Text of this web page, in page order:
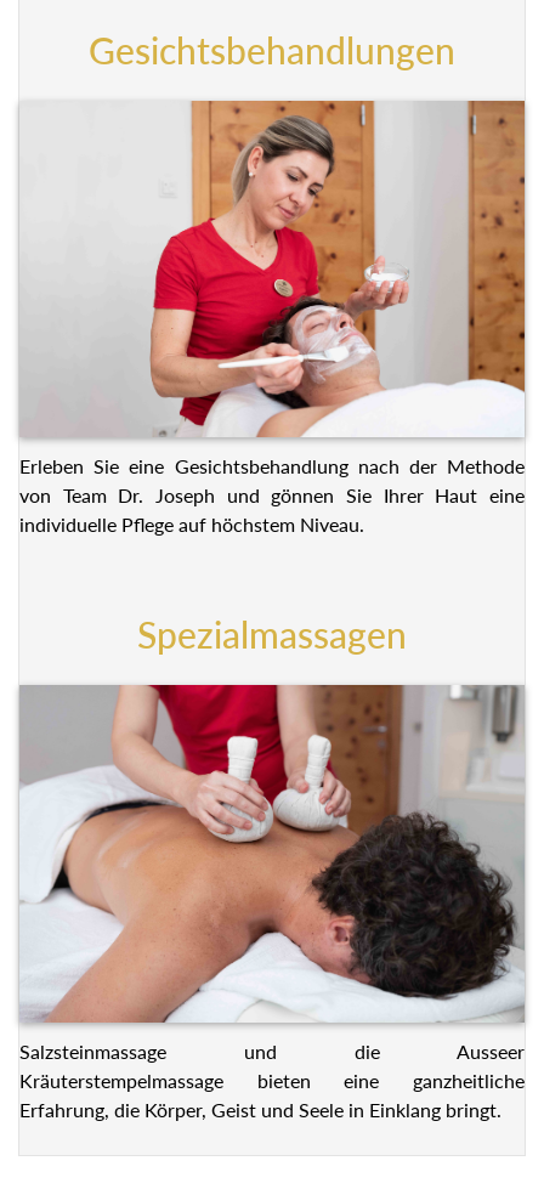
Gesichtsbehandlungen
Erleben Sie eine Gesichtsbehandlung nach der Methode
von Team Dr. Joseph und gönnen Sie Ihrer Haut eine
individuelle Pflege auf höchstem Niveau.
Spezialmassagen
Salzsteinmassage und die Ausseer
Kräuterstempelmassage bieten eine ganzheitliche
Erfahrung, die Körper, Geist und Seele in Einklang bringt.